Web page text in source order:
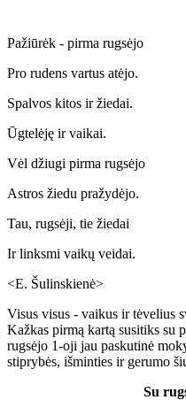
Pažiūrėk - pirma rugsėjo
Pro rudens vartus atėjo.
Spalvos kitos ir žiedai.
Ūgtelėję ir vaikai.
Vėl džiugi pirma rugsėjo
Astros žiedu pražydėjo.
Tau, rugsėji, tie žiedai
Ir linksmi vaikų veidai.
<E. Šulinskienė>
Visus visus - vaikus ir tėvelius
Kažkas pirmą kartą susitiks su
rugsėjo 1-oji jau paskutinė
stiprybės, išminties ir gerumo
Su